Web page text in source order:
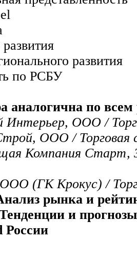
развития
по РСБУ
аналогична по
Интерьер, ООО /
ООО / Торговая
Компания Старт,
(ГК Крокус) /
рынка и
и
России